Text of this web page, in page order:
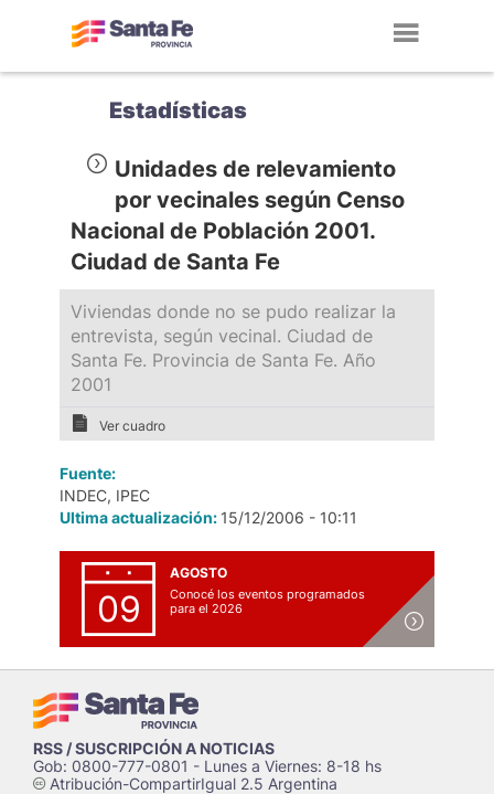
Estadísticas
Unidades de relevamiento
por vecinales según Censo
Nacional de Población 2001.
Ciudad de Santa Fe
Viviendas donde no se pudo realizar la
entrevista, según vecinal. Ciudad de
Santa Fe. Provincia de Santa Fe. Año
2001
Ver cuadro
Fuente:
INDEC, IPEC
Ultima actualización: 15/12/2006 - 10:11
09
AGOSTO
Conocé los eventos programados
para el 2026
RSS / SUSCRIPCIÓN A NOTICIAS
Gob: 0800-777-0801 - Lunes a Viernes: 8-18 hs
cAtribución-CompartirIgual 2.5 Argentina